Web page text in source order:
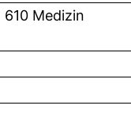
Medizin